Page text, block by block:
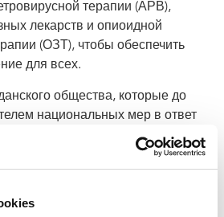
терапии (АРВ),
лекарств и опиоидной
(ОЗТ), чтобы обеспечить
для всех.
общества, которые до
национальных мер в ответ
центром
до войны, оставались им
Она доставляли услуги,